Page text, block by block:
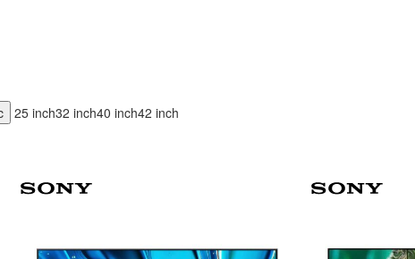
25 inch32 inch40 inch42 inch